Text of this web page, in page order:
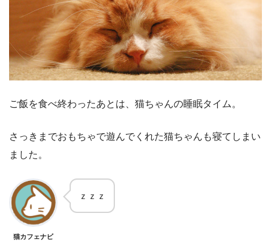
ご飯を食べ終わったあとは、猫ちゃんの睡眠タイム。
さっきまでおもちゃで遊んでくれた猫ちゃんも寝てしまい
ました。
猫カフェナビ
ｚｚｚ